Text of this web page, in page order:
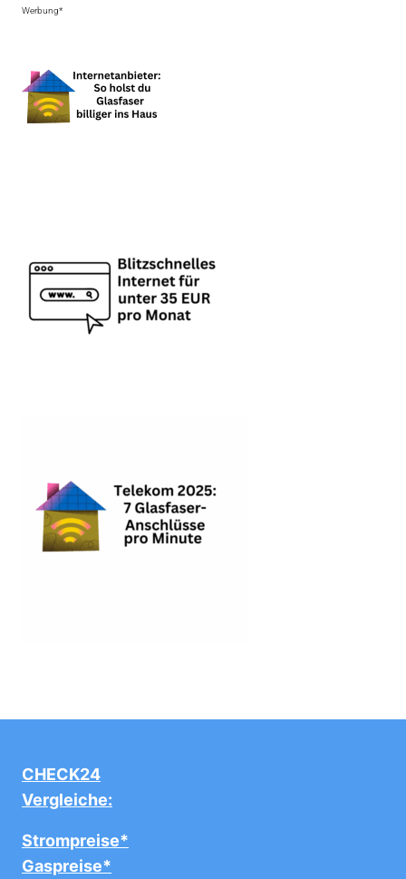
Werbung*
CHECK24
Vergleiche:
Strompreise*
Gaspreise*